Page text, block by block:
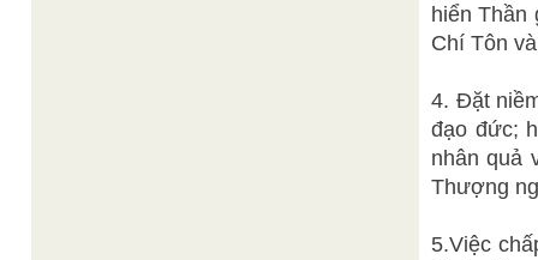
hiển
Chí Tôn
4. Đặt
đạo đức;
nhân quả
Thượng
5.Việc